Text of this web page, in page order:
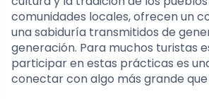
comunidades locales, ofrecen un
una sabiduría transmitidos de
generación. Para muchos turistas
participar en estas prácticas es
conectar con algo más grande que